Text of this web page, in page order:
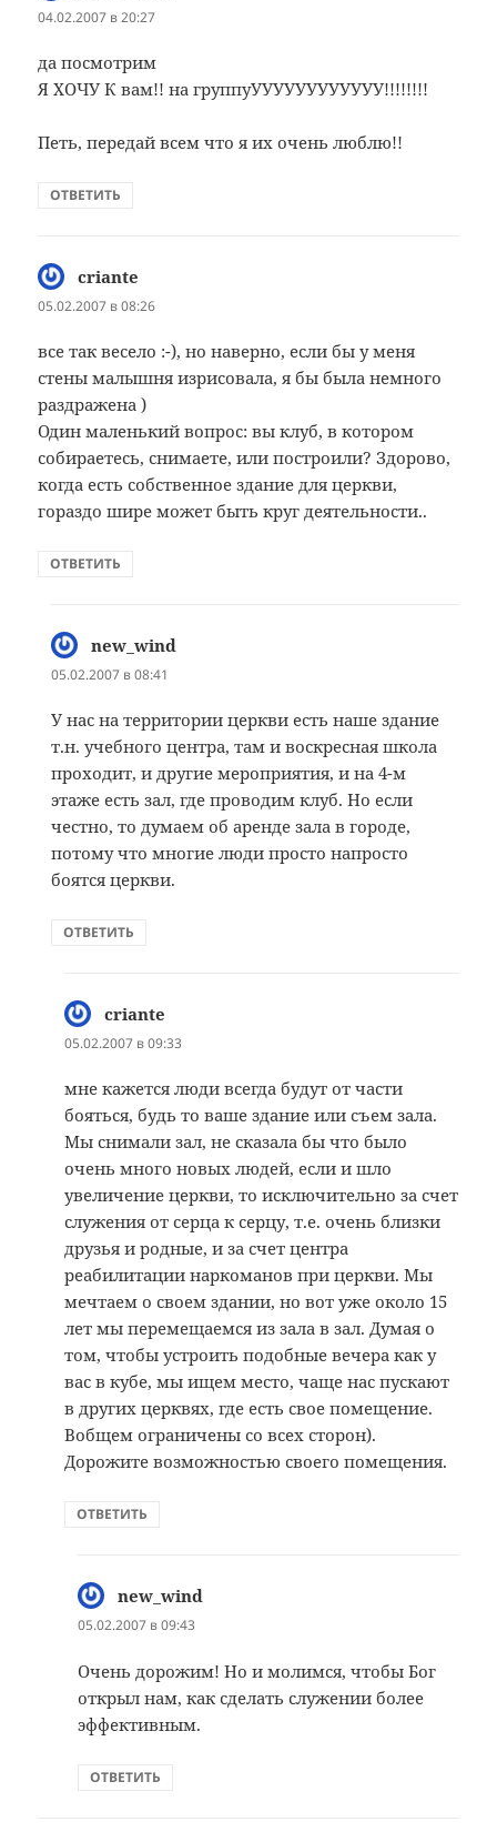
04.02.2007 в 20:27
да посмотрим
Я ХОЧУ К вам!! на группуУУУУУУУУУУУУ!!!!!!!!
Петь, передай всем что я их очень люблю!!
ОТВЕТИТЬ
criante
05.02.2007 в 08:26
все так весело :-), но наверно, если бы у меня
стены малышня изрисовала, я бы была немного
раздражена )
Один маленький вопрос: вы клуб, в котором
собираетесь, снимаете, или построили? Здорово,
когда есть собственное здание для церкви,
гораздо шире может быть круг деятельности..
ОТВЕТИТЬ
new_wind
05.02.2007 в 08:41
У нас на территории церкви есть наше здание
т.н. учебного центра, там и воскресная школа
проходит, и другие мероприятия, и на 4-м
этаже есть зал, где проводим клуб. Но если
честно, то думаем об аренде зала в городе,
потому что многие люди просто напросто
боятся церкви.
ОТВЕТИТЬ
criante
05.02.2007 в 09:33
мне кажется люди всегда будут от части
бояться, будь то ваше здание или съем зала.
Мы снимали зал, не сказала бы что было
очень много новых людей, если и шло
увеличение церкви, то исключительно за счет
служения от серца к серцу, т.е. очень близки
друзья и родные, и за счет центра
реабилитации наркоманов при церкви. Мы
мечтаем о своем здании, но вот уже около 15
лет мы перемещаемся из зала в зал. Думая о
том, чтобы устроить подобные вечера как у
вас в кубе, мы ищем место, чаще нас пускают
в других церквях, где есть свое помещение.
Вобщем ограничены со всех сторон).
Дорожите возможностью своего помещения.
ОТВЕТИТЬ
new_wind
05.02.2007 в 09:43
Очень дорожим! Но и молимся, чтобы Бог
открыл нам, как сделать служении более
эффективным.
ОТВЕТИТЬ